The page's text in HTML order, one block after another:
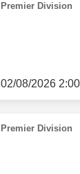
Premier Division
02/08/2026
Premier Division